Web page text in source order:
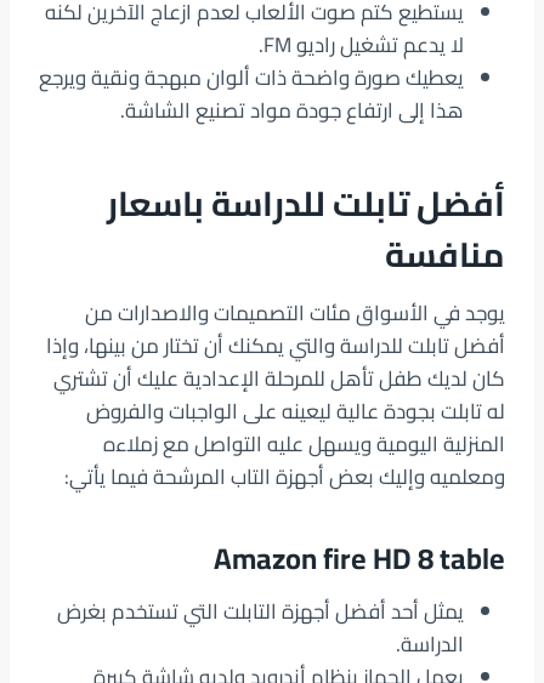
يستطيع كتم صوت الألعاب لعدم ازعاج الآخرين لكنه
لا يدعم تشغيل راديو FM.
يعطيك صورة واضحة ذات ألوان مبهجة ونقية ويرجع
هذا إلى ارتفاع جودة مواد تصنيع الشاشة.
أفضل تابلت للدراسة باسعار
منافسة
يوجد في الأسواق مئات التصميمات والاصدارات من
أفضل تابلت للدراسة والتي يمكنك أن تختار من بينها، وإذا
كان لديك طفل تأهل للمرحلة الإعدادية عليك أن تشتري
له تابلت بجودة عالية ليعينه على الواجبات والفروض
المنزلية اليومية ويسهل عليه التواصل مع زملاءه
ومعلميه وإليك بعض أجهزة التاب المرشحة فيما يأتي:
Amazon fire HD 8 table
يمثل أحد أفضل أجهزة التابلت التي تستخدم بغرض
الدراسة.